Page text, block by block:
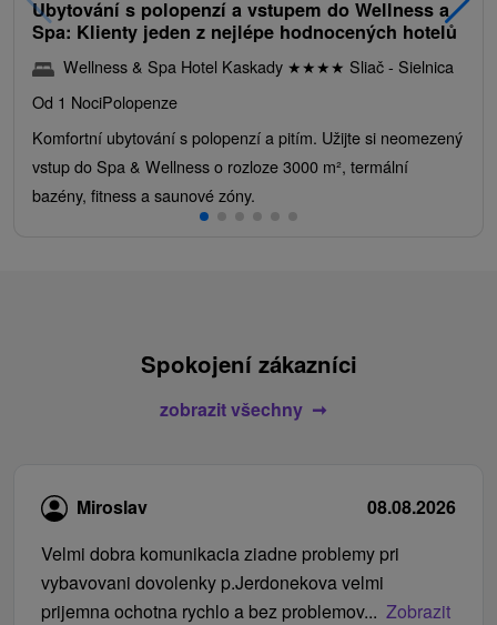
Ubytování s polopenzí a vstupem do Wellness a
Spa: Klienty jeden z nejlépe hodnocených hotelů
Wellness & Spa Hotel Kaskady ★★★★ Sliač - Sielnica
Od 1 NociPolopenze
Komfortní ubytování s polopenzí a pitím. Užijte si neomezený
vstup do Spa & Wellness o rozloze 3000 m², termální
bazény, fitness a saunové zóny.
Spokojení zákazníci
zobrazit všechny
Miroslav
08.08.2026
Velmi dobra komunikacia ziadne problemy pri
vybavovani dovolenky p.Jerdonekova velmi
prijemna ochotna rychlo a bez problemov... Zobrazit